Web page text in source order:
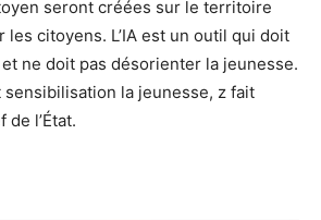
seront créées sur le territoire
les citoyens. L’IA est un outil qui doit
ne doit pas désorienter la jeunesse.
la jeunesse, z fait
l’État.